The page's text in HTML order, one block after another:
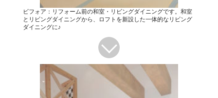
ビフォア：リフォーム前の和室・リビングダイニングです。和室
とリビングダイニングから、ロフトを新設した一体的なリビング
ダイニングに♪